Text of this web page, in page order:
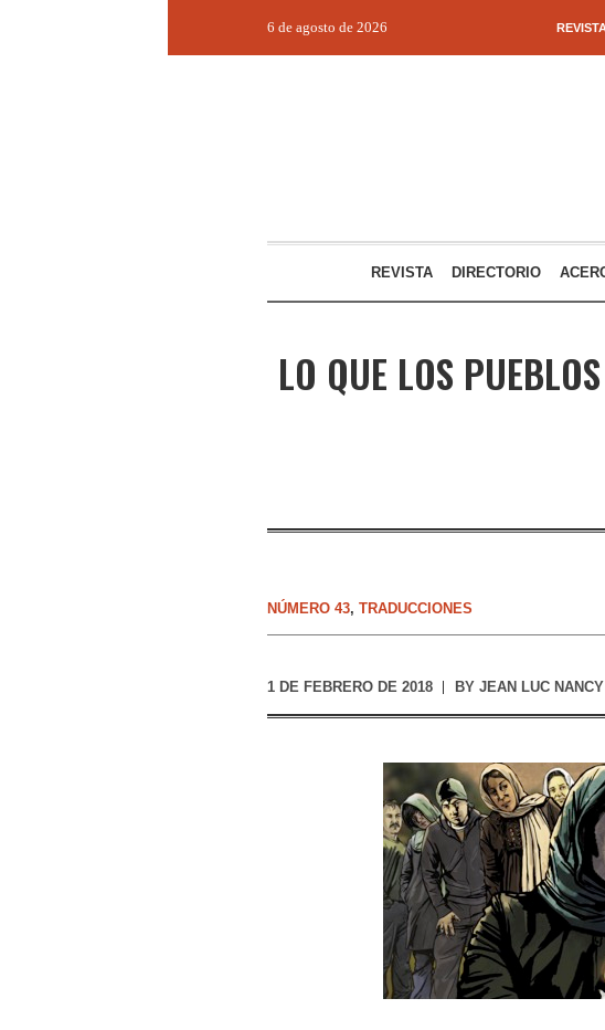
6 de agosto de 2026
REVISTA DIRECTORIO
LO QUE LOS
NÚMERO 43, TRADUCCIONES
1 DE FEBRERO DE 2018 BY JEAN LUC NANCY